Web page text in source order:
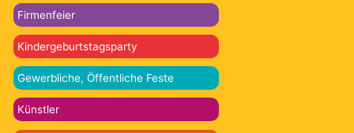
Firmenfeier
Kindergeburtstagsparty
Gewerbliche, Öffentliche Feste
Künstler